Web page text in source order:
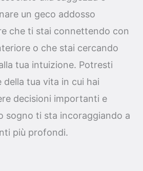
un geco addosso
che ti stai connettendo con
o che stai cercando
tua intuizione. Potresti
della tua vita in cui hai
decisioni importanti e
sogno ti sta incoraggiando a
più profondi.